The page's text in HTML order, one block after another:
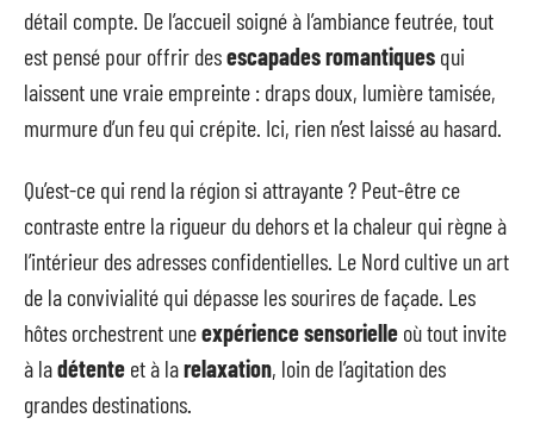
détail compte. De l’accueil soigné à l’ambiance feutrée, tout
est pensé pour offrir desescapades romantiques qui
laissent une vraie empreinte : draps doux, lumière tamisée,
murmure d’un feu qui crépite. Ici, rien n’est laissé au hasard.
Qu’est-ce qui rend la région si attrayante ? Peut-être ce
contraste entre la rigueur du dehors et la chaleur qui règne à
l’intérieur des adresses confidentielles. Le Nord cultive un art
de la convivialité qui dépasse les sourires de façade. Les
hôtes orchestrent uneexpérience sensorielle où tout invite
à ladétente et à larelaxation, loin de l’agitation des
grandes destinations.